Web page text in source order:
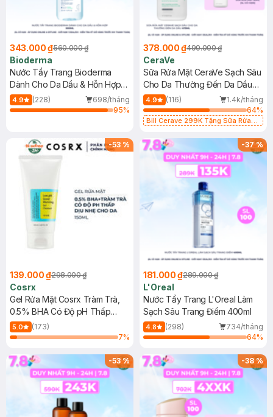
343.000 ₫560.000 ₫
Bioderma
Nước Tẩy Trang Bioderma
Dành Cho Da Dầu & Hỗn Hợp
500ml
4.9 (228)
698/tháng
95%
378.000 ₫490.000 ₫
CeraVe
Sữa Rửa Mặt CeraVe Sạch Sâu
Cho Da Thường Đến Da Dầu
473ml
4.9 (116)
1.4k/tháng
64%
Bill Cerave 299K Tặng Sữa Rửa
-53 %
139.000 ₫298.000 ₫
Cosrx
Gel Rửa Mặt Cosrx Tràm Trà,
0.5% BHA Có Độ pH Thấp
150ml
5.0
(173)
7%
-37%
181.000 ₫289.000 ₫
L'Oreal
Nước Tẩy Trang L'Oreal Làm
Sạch Sâu Trang Điểm 400ml
4.8 (298)
734/tháng
64%
-53% -38%